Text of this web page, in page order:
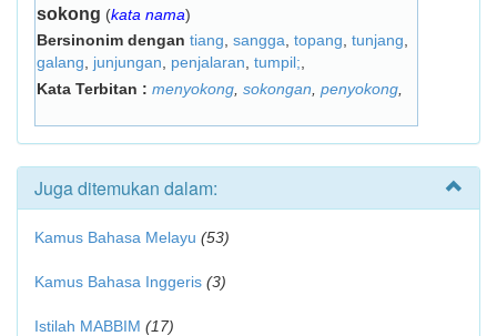
sokong (kata nama)
Bersinonim dengan tiang sangga topang tunjang
galang
junjungan penjalaran tumpil;
Kata Terbitan : menyokong sokongan penyokong
Juga ditemukan dalam:
Kamus Bahasa Melayu (53)
Kamus Bahasa Inggeris (3)
Istilah MABBIM (17)